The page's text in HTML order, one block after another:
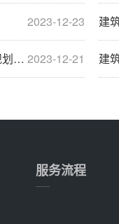
2023-12-23 建
2023-12-21
中 建
服务流程